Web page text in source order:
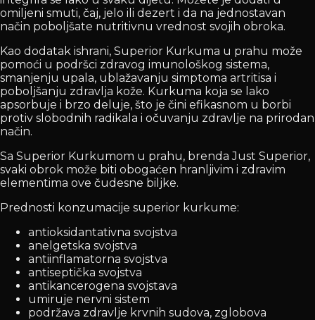
omiljeni smuti, čaj, jelo ili dezert i da na jednostavan
način poboljšate nutritivnu vrednost svojih obroka.
Kao dodatak ishrani, Superior Kurkuma u prahu može
pomoći u podršci zdravog imunološkog sistema,
smanjenju upala, ublažavanju simptoma artritisa i
poboljšanju zdravlja kože. Kurkuma koja se lako
apsorbuje i brzo deluje, što je čini efikasnom u borbi
protiv slobodnih radikala i očuvanju zdravlje na prirodan
način.
Sa Superior Kurkumom u prahu, brenda Just Superior,
svaki obrok može biti obogaćen hranljivim i zdravim
elementima ove čudesne biljke.
Prednosti konzumacije superior kurkume:
antioksidantativna svojstva
anelgetska svojstva
antiinflamatorna svojstva
antiseptička svojstva
antikancerogena svojstava
umiruje nervni sistem
podržava zdravlje krvnih sudova, zglobova